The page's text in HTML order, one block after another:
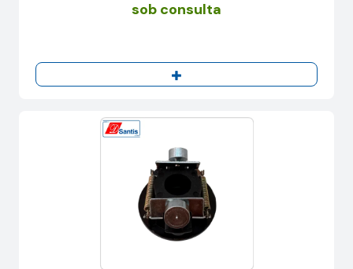
sob consulta